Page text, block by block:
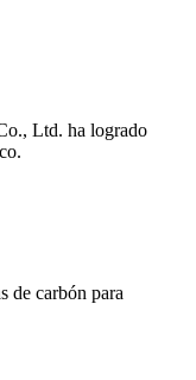
Ltd. ha logrado
de carbón para